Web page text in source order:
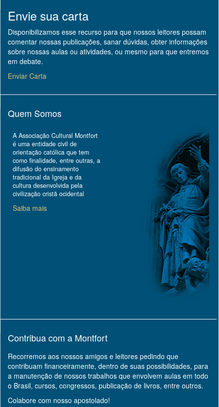
Envie sua carta
Disponibilizamos esse recurso para que nossos leitores possam
comentar nossas publicações, sanar dúvidas, obter informações
sobre nossas aulas ou atividades, ou mesmo para que entremos
em debate.
Enviar Carta
Quem Somos
A Associação Cultural Montfort
é uma entidade civil de
orientação católica que tem
como finalidade, entre outras, a
difusão do ensinamento
tradicional da Igreja e da
cultura desenvolvida pela
civilização cristã ocidental
Saiba mais
Contribua com a Montfort
Recorremos aos nossos amigos e leitores pedindo que
contribuam financeiramente, dentro de suas possibilidades, para
a manutenção de nossos trabalhos que envolvem aulas em todo
o Brasil, cursos, congressos, publicação de livros, entre outros.
Colabore com nosso apostolado!